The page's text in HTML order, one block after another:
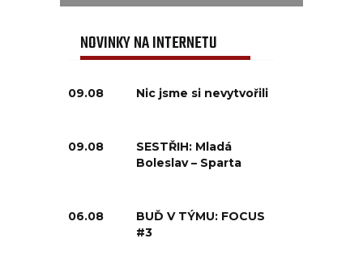
NOVINKY NA INTERNETU
09.08 Nic jsme si nevytvořili
09.08
SESTŘIH: Mladá
Boleslav – Sparta
06.08
BUĎ V TÝMU: FOCUS
#3